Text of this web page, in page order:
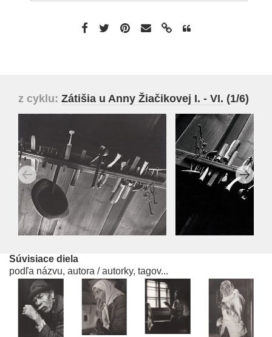
z cyklu: Zátišia u Anny Žiačikovej I. - VI. (1/6)
Súvisiace diela
podľa názvu, autora / autorky, tagov...